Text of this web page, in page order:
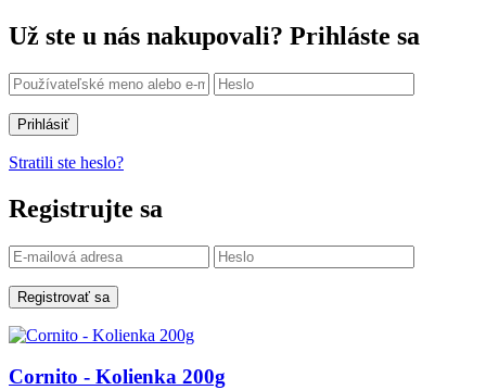
Už ste u nás nakupovali? Prihláste sa
Prihlásiť
Stratili ste heslo?
Registrujte sa
Registrovať sa
Cornito - Kolienka 200g